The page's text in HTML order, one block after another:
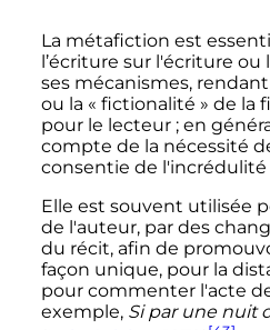
La métafiction est
l’écriture sur l'écriture ou
ses mécanismes,
ou la « fictionalité » de la
pour le lecteur ; en
compte de la nécessité
consentie de l'incrédulité
Elle est souvent utilisée
de l'auteur, par des
du récit, afin de
façon unique, pour la
pour commenter l'acte
exemple, Si par une nuit